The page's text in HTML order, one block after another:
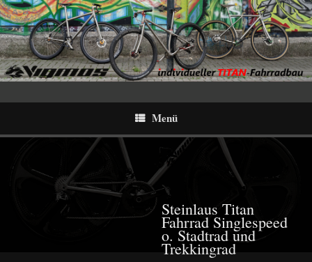
Menü
Steinlaus Titan
Fahrrad Singlespeed
o. Stadtrad und
Trekkingrad